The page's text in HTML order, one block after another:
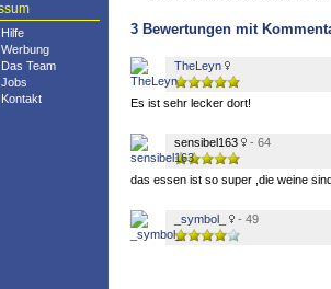
Hilfe
Werbung
Das Team
Jobs
Kontakt
3 Bewertungen mit
TheLeyn
Es ist sehr lecker dort!
sensibel163 - 64
das essen ist so super ,die weine
_symbol_ - 49